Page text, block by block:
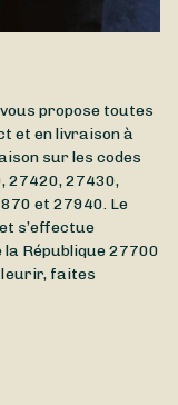
propose toutes
et en livraison à
sur les codes
27420, 27430,
et 27940. Le
s’effectue
la République27700
faites